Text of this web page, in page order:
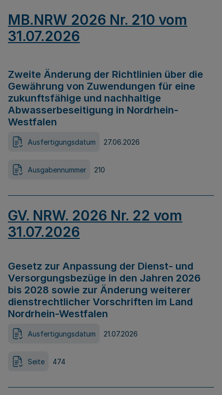
MB.NRW 2026 Nr. 210 vom
31.07.2026
Zweite Änderung der Richtlinien über die
Gewährung von Zuwendungen für eine
zukunftsfähige und nachhaltige
Abwasserbeseitigung in Nordrhein-
Westfalen
Ausfertigungsdatum 27.06.2026
Ausgabennummer 210
GV. NRW. 2026 Nr. 22 vom
31.07.2026
Gesetz zur Anpassung der Dienst- und
Versorgungsbezüge in den Jahren 2026
bis 2028 sowie zur Änderung weiterer
dienstrechtlicher Vorschriften im Land
Nordrhein-Westfalen
Ausfertigungsdatum 21.07.2026
Seite 474